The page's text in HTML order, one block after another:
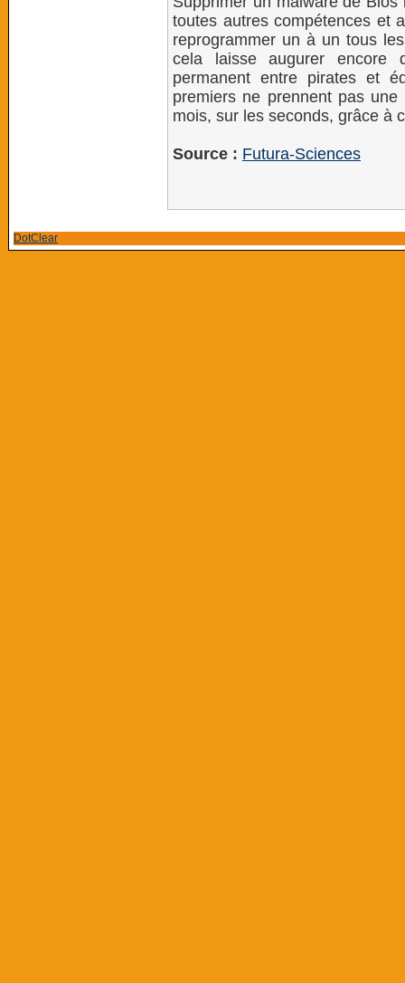
toutes autres compétences et
reprogrammer un à un tous
cela laisse augurer encore
permanent entre pirates et
premiers ne prennent pas
mois, sur les seconds, grâce à
Source : Futura-Sciences
DotClear